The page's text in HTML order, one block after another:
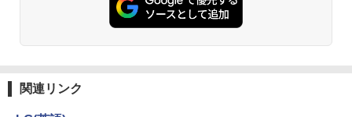
関連リンク